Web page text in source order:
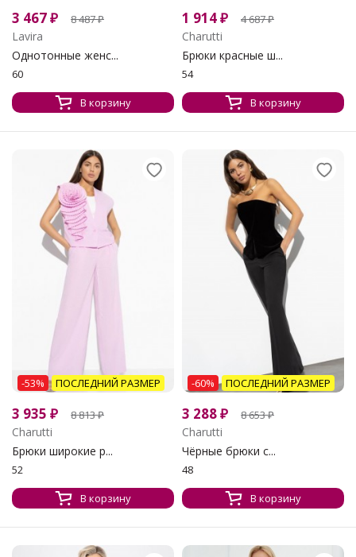
3 467₽ 8 487₽
Lavira
Однотонные женс...
60
В корзину
1 914₽ 4 687₽
Charutti
Брюки красные ш...
54
В корзину
-53% ПОСЛЕДНИЙ РАЗМЕР
3 935 ₽ 8 813₽
Charutti
Брюки широкие р...
52
В корзину
-60% ПОСЛЕДНИЙ РАЗМЕР
3 288₽ 8 653₽
Charutti
Чёрные брюки с...
48
В корзину